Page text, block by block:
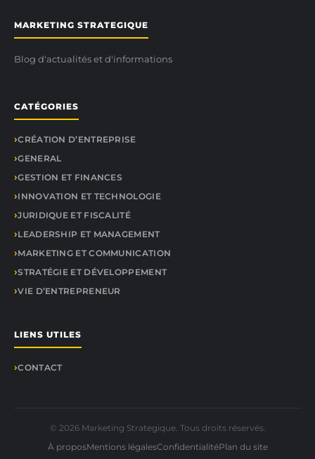
MARKETING STRATEGIQUE
Blog d'actualités et d'informations
CATÉGORIES
CRÉATION D’ENTREPRISE
GENERAL
GESTION ET FINANCES
INNOVATION ET TECHNOLOGIE
JURIDIQUE ET FISCALITÉ
LEADERSHIP ET MANAGEMENT
MARKETING ET COMMUNICATION
STRATÉGIE ET DÉVELOPPEMENT
VIE D’ENTREPRENEUR
LIENS UTILES
CONTACT
© 2026 Marketing Strategique. Tous droits réservés.
À proposMentions légalesConfidentialitéPlan du site